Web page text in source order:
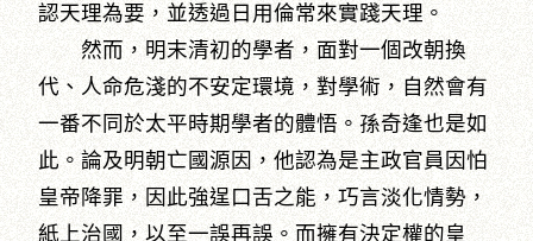
認天理為要，並透過日用倫常來實踐天理。
然而，明末清初的學者，面對一個改朝換
代、人命危淺的不安定環境，對學術，自然會有
一番不同於太平時期學者的體悟。孫奇逢也是如
此。論及明朝亡國源因，他認為是主政官員因怕
皇帝降罪，因此強逞口舌之能，巧言淡化情勢，
紙上治國，以至一誤再誤。而擁有決定權的皇